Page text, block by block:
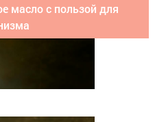
масло с пользой для